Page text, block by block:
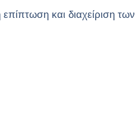
και διαχείριση των